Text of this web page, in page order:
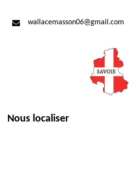
wallacemasson06@gmail.com
Nous localiser